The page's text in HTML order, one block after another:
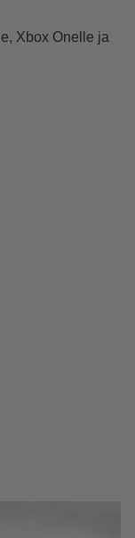
Xbox Onelle ja